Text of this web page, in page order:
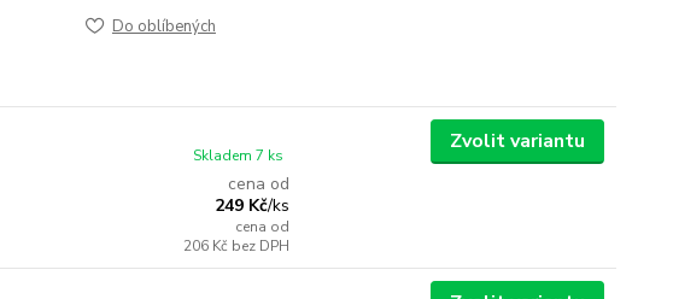
Do oblíbených
cena od
249 Kč/ks
cena od
206 Kč bez DPH
Skladem 7 ks
Zvolit variantu